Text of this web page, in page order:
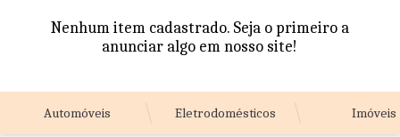
Nenhum item cadastrado. Seja o primeiro a
anunciar algo em nosso site!
Automóveis Eletrodomésticos Imóveis